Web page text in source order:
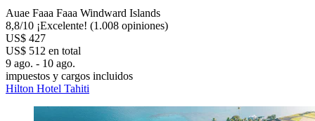
Auae Faaa Faaa Windward Islands
8,8/10 ¡Excelente! (1.008 opiniones)
US$ 427
US$ 512 en total
9 ago. - 10 ago.
impuestos y cargos incluidos
Hilton Hotel Tahiti